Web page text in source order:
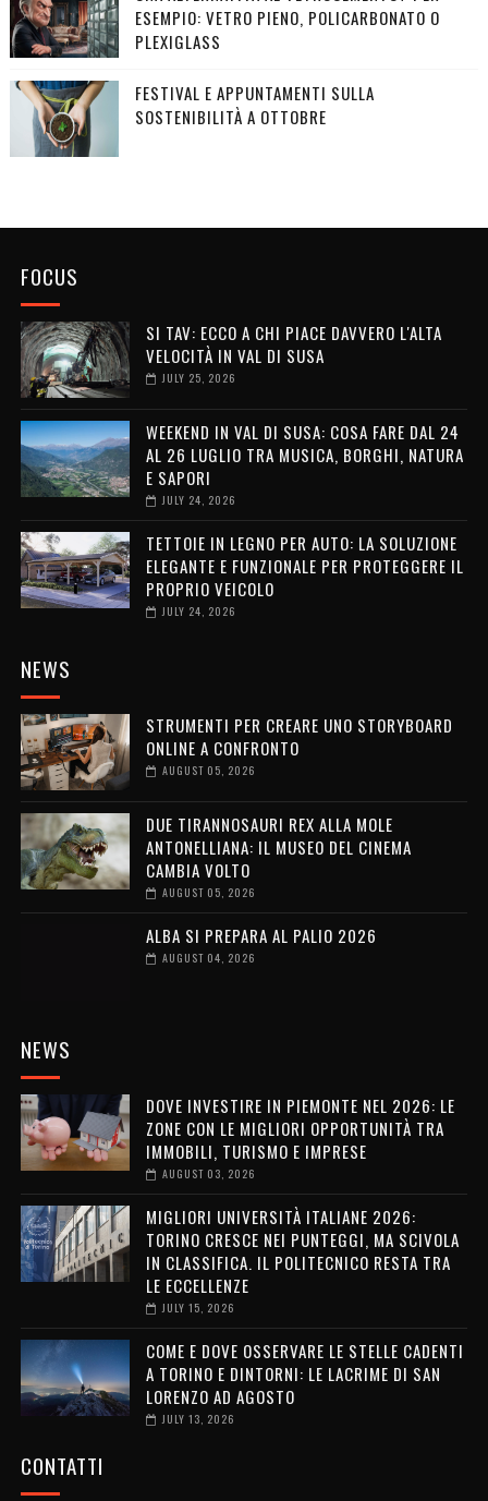
ESEMPIO: VETRO PIENO, POLICARBONATO O
PLEXIGLASS
FESTIVAL E APPUNTAMENTI SULLA
SOSTENIBILITÀ A OTTOBRE
FOCUS
SI TAV: ECCO A CHI PIACE DAVVERO L'ALTA
VELOCITÀ IN VAL DI SUSA
JULY 25, 2026
WEEKEND IN VAL DI SUSA: COSA FARE DAL 24
AL 26 LUGLIO TRA MUSICA, BORGHI, NATURA
E SAPORI
JULY 24, 2026
TETTOIE IN LEGNO PER AUTO: LA SOLUZIONE
ELEGANTE E FUNZIONALE PER PROTEGGERE IL
PROPRIO VEICOLO
JULY 24, 2026
NEWS
STRUMENTI PER CREARE UNO STORYBOARD
ONLINE A CONFRONTO
AUGUST 05, 2026
DUE TIRANNOSAURI REX ALLA MOLE
ANTONELLIANA: IL MUSEO DEL CINEMA
CAMBIA VOLTO
AUGUST 05, 2026
ALBA SI PREPARA AL PALIO 2026
AUGUST 04, 2026
NEWS
DOVE INVESTIRE IN PIEMONTE NEL 2026: LE
ZONE CON LE MIGLIORI OPPORTUNITÀ TRA
IMMOBILI, TURISMO E IMPRESE
AUGUST 03, 2026
MIGLIORI UNIVERSITÀ ITALIANE 2026:
TORINO CRESCE NEI PUNTEGGI, MA SCIVOLA
IN CLASSIFICA. IL POLITECNICO RESTA TRA
LE ECCELLENZE
JULY 15, 2026
COME E DOVE OSSERVARE LE STELLE CADENTI
A TORINO E DINTORNI: LE LACRIME DI SAN
LORENZO AD AGOSTO
JULY 13, 2026
CONTATTI